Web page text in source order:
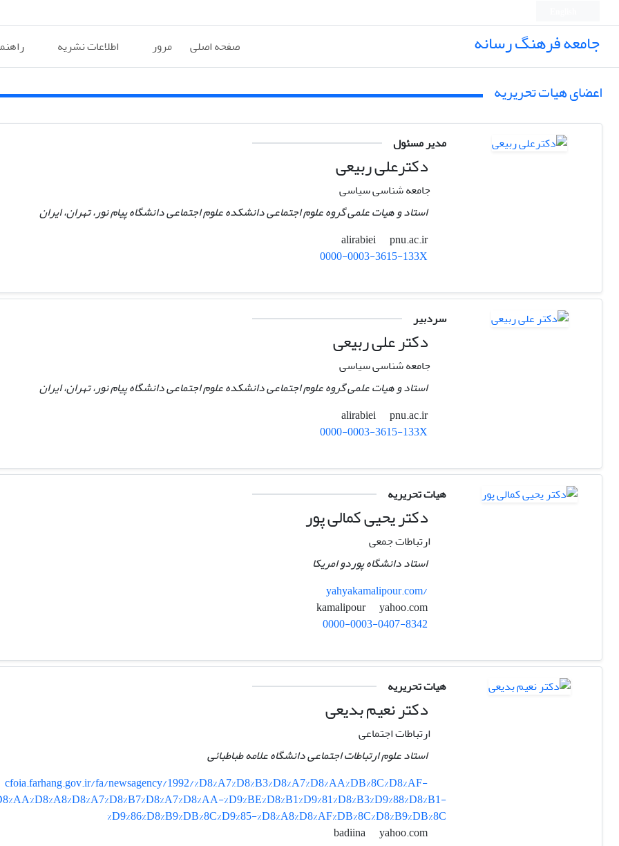
جامعه فرهنگ رسانه صفحه اصلی مرور اطلاعات نشریه
اعضای هیات تحریریه
مدیر مسئول
دکترعلی ربیعی
جامعه شناسی سیاسی
استاد و هیات علمی گروه علوم اجتماعی دانشکده علوم اجتماعی دانشگاه پیام نور، تهران، ایران ‏
alirabiei
pnu.ac.ir
0000-0003-3615-133X
سردبیر
دکتر علی ربیعی
جامعه شناسی سیاسی
استاد و هیات علمی گروه علوم اجتماعی دانشکده علوم اجتماعی دانشگاه پیام نور، تهران، ایران ‏
alirabiei
pnu.ac.ir
0000-0003-3615-133X
هیات تحریریه
دکتر یحیی کمالی پور
ارتباطات جمعی
استاد دانشگاه پوردو امریکا
yahyakamalipour.com/
yahoo.com
0000-0003-0407-8342
هیات تحریریه
دکتر نعیم بدیعی
ارتباطات اجتماعی
استاد علوم ارتباطات اجتماعی دانشگاه علامه طباطبائی
cfoia.farhang.gov.ir/fa/newsagency/1992/%D8%A7%D8%B3%D8%A7%D8%AA%DB%8C%D8%AF-
%D9%BE%D8%B1%D9%81%D8%B3%D9%88%D8%B1-
%D9%86%D8%B9%DB%8C%D9%85-%D8%A8%D8%AF%DB%8C%D8%B9%DB%8C
yahoo.com